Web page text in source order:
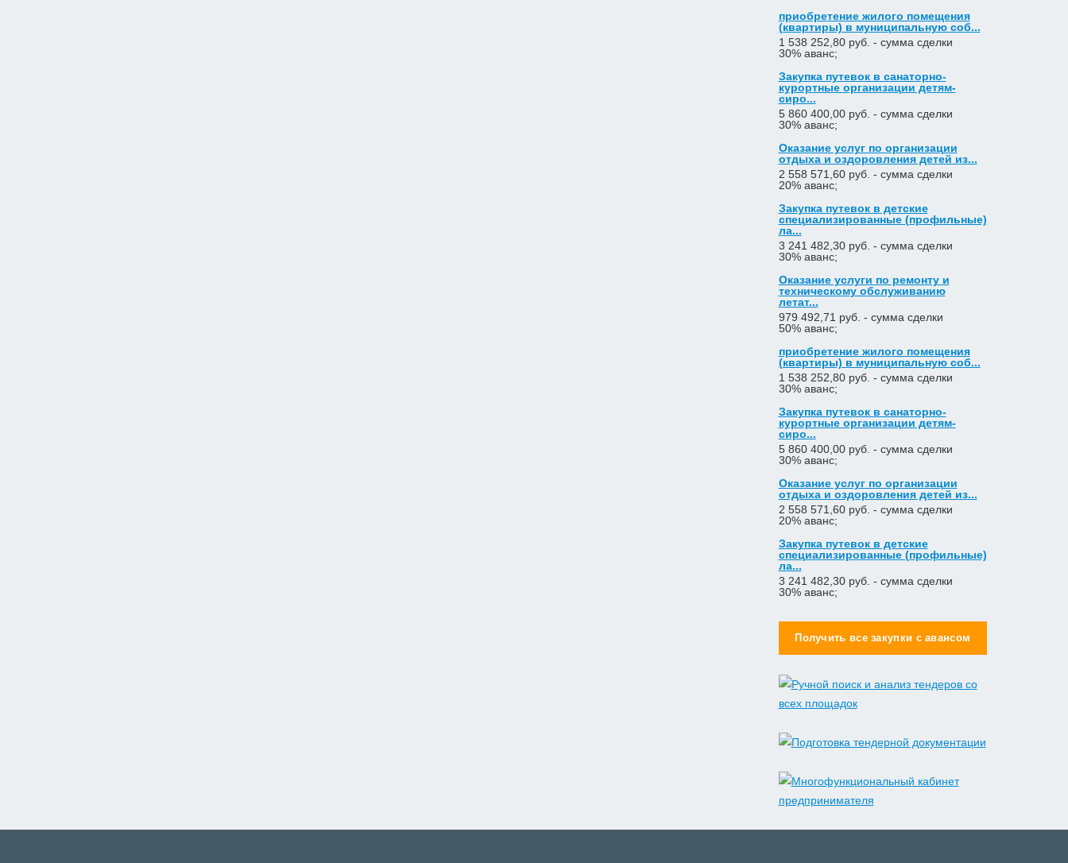
приобретение жилого помещения
(квартиры) в муниципальную соб...
1 538 252,80 руб. - сумма сделки
30% аванс;
Закупка путевок в санаторно-
курортные организации детям-
сиро...
5 860 400,00 руб. - сумма сделки
30% аванс;
Оказание услуг по организации
отдыха и оздоровления детей из...
2 558 571,60 руб. - сумма сделки
20% аванс;
Закупка путевок в детские
специализированные (профильные)
ла...
3 241 482,30 руб. - сумма сделки
30% аванс;
Оказание услуги по ремонту и
техническому обслуживанию
летат...
979 492,71 руб. - сумма сделки
50% аванс;
приобретение жилого помещения
(квартиры) в муниципальную соб...
1 538 252,80 руб. - сумма сделки
30% аванс;
Закупка путевок в санаторно-
курортные организации детям-
сиро...
5 860 400,00 руб. - сумма сделки
30% аванс;
Оказание услуг по организации
отдыха и оздоровления детей из...
2 558 571,60 руб. - сумма сделки
20% аванс;
Закупка путевок в детские
специализированные (профильные)
ла...
3 241 482,30 руб. - сумма сделки
30% аванс;
Получить все закупки с авансом